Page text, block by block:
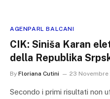
AGENPARL BALCANI
CIK: Siniša Karan
della Republika
By Floriana Cutini 23 Novembre
Secondo i primi risultati non